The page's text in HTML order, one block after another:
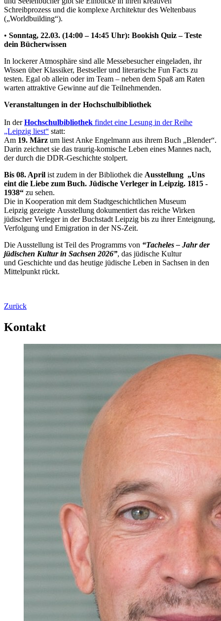
Schreibprozess und die komplexe Architektur des Weltenbaus
(„Worldbuilding“).
• Sonntag, 22.03. (14:00 – 14:45 Uhr): Bookish Quiz – Teste
dein Bücherwissen
In lockerer Atmosphäre sind alle Messebesucher eingeladen, ihr
Wissen über Klassiker, Bestseller und literarische Fun Facts zu
testen. Egal ob allein oder im Team – neben dem Spaß am Raten
warten attraktive Gewinne auf die Teilnehmenden.
Veranstaltungen in der Hochschulbibliothek
In derHochschulbibliothek findet eine Lesung in der Reihe
„Leipzig liest“ statt:
Am 19. März um liest Anke Engelmann aus ihrem Buch „Blender“.
Darin zeichnet sie das traurig-komische Leben eines Mannes nach,
der durch die DDR-Geschichte stolpert.
Bis 08. April ist zudem in der Bibliothek die Ausstellung „Uns
eint die Liebe zum Buch. Jüdische Verleger in Leipzig. 1815 -
1938“ zu sehen.
Die in Kooperation mit dem Stadtgeschichtlichen Museum
Leipzig gezeigte Ausstellung dokumentiert das reiche Wirken
jüdischer Verleger in der Buchstadt Leipzig bis zu ihrer Enteignung,
Verfolgung und Emigration in der NS-Zeit.
Die Ausstellung ist Teil des Programms von “Tacheles – Jahr der
jüdischen Kultur in Sachsen 2026”, das jüdische Kultur
und Geschichte und das heutige jüdische Leben in Sachsen in den
Mittelpunkt rückt.
Zurück
Kontakt